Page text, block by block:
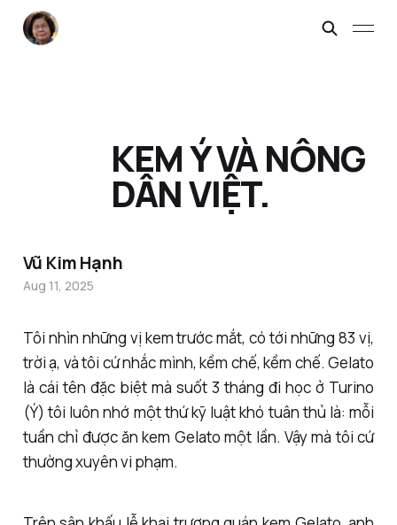
Tôi nhìn những vị kem trước mắt, có tới những 83 vị,
trời ạ, và tôi cứ nhắc mình, kềm chế, kềm chế. Gelato
là cái tên đặc biệt mà suốt 3 tháng đi học ở Turino
(Ý) tôi luôn nhớ một thứ kỹ luật khó tuân thủ là: mỗi
tuần chỉ được ăn kem Gelato một lần. Vậy mà tôi cứ
thường xuyên vi phạm.
KEM Ý VÀ NÔNG
DÂN VIỆT.
Vũ Kim Hạnh
Aug 11, 2025